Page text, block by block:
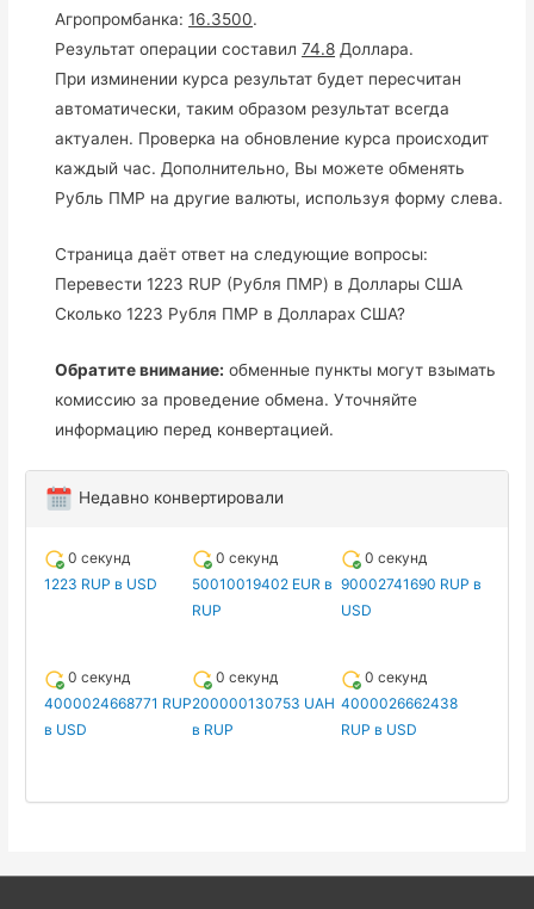
Агропромбанка:16.3500.
Результат операции составил74.8 Доллара.
При изминении курса результат будет пересчитан
автоматически, таким образом результат всегда
актуален. Проверка на обновление курса происходит
каждый час. Дополнительно, Вы можете обменять
Рубль ПМР на другие валюты, используя форму слева.
Страница даёт ответ на следующие вопросы:
Перевести 1223 RUP (Рубля ПМР) в Доллары США
Сколько 1223 Рубля ПМР в Долларах США?
Обратите внимание: обменные пункты могут взымать
комиссию за проведение обмена. Уточняйте
информацию перед конвертацией.
Недавно конвертировали
0 секунд
1223 RUP в USD
0 секунд
50010019402 EUR в
RUP
0 секунд
90002741690 RUP в
USD
0 секунд
4000024668771 RUP
в USD
0 секунд
200000130753 UAH
в RUP
0 секунд
4000026662438
RUP в USD